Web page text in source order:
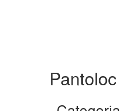
Pantoloc